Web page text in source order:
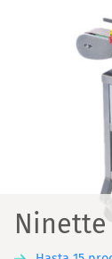
Ninette